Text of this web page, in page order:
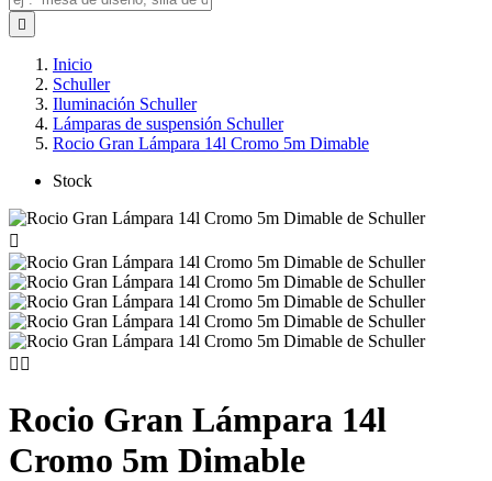

Inicio
Schuller
Iluminación Schuller
Lámparas de suspensión Schuller
Rocio Gran Lámpara 14l Cromo 5m Dimable
Stock

 
Rocio Gran Lámpara 14l
Cromo 5m Dimable